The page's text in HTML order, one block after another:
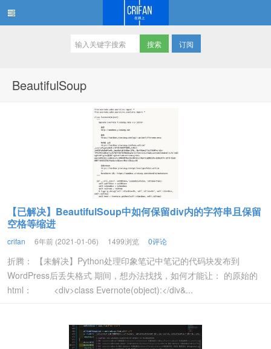
订阅
BeautifulSoup
【已解决】BeautifulSoup中如何保留div内的字符串且保留
空格等缩进
crifan 6年前 (2021-01-06) 1499浏览 0评论
折腾： 【未解决】Python处理印象笔记中笔记的代码块发布到
WordPress后丢失格式 期间，想办法找找，如何才能让： 的原始的
html： <div>class Evernote(object):</div&...